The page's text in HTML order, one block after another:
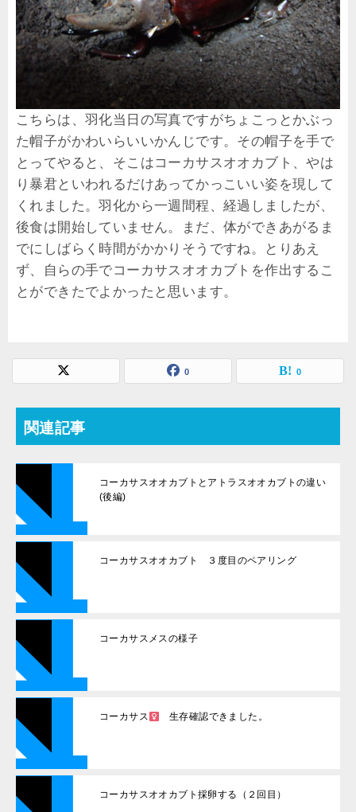
こちらは、羽化当日の写真ですがちょこっとかぶっ
た帽子がかわいらいいかんじです。その帽子を手で
とってやると、そこはコーカサスオオカブト、やは
り暴君といわれるだけあってかっこいい姿を現して
くれました。羽化から一週間程、経過しましたが、
後食は開始していません。まだ、体ができあがるま
でにしばらく時間がかかりそうですね。とりあえ
ず、自らの手でコーカサスオオカブトを作出するこ
とができたでよかったと思います。
0 0
関連記事
コーカサスオオカブトとアトラスオオカブトの違い
(後編)
コーカサスオオカブト ３度目のペアリング
コーカサスメスの様子
コーカサス 生存確認できました。
コーカサスオオカブト採卵する（２回目）